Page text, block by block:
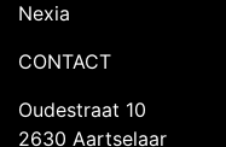
Nexia
CONTACT
Oudestraat 10
2630 Aartselaar